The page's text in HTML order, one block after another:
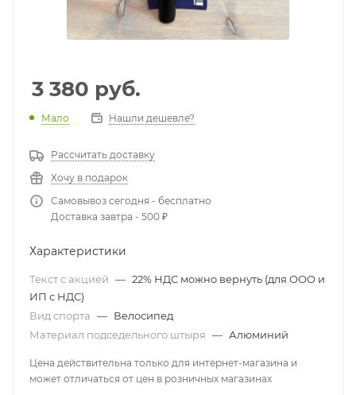
3 380 руб.
Мало Нашли дешевле?
Рассчитать доставку
Хочу в подарок
Самовывоз сегодня - бесплатно
Доставка завтра - 500 ₽
Характеристики
Текст с акцией — 22% НДС можно вернуть (для ООО и
ИП с НДС)
Вид спорта — Велосипед
Материал подседельного штыря — Алюминий
Цена действительна только для интернет-магазина и
может отличаться от цен в розничных магазинах